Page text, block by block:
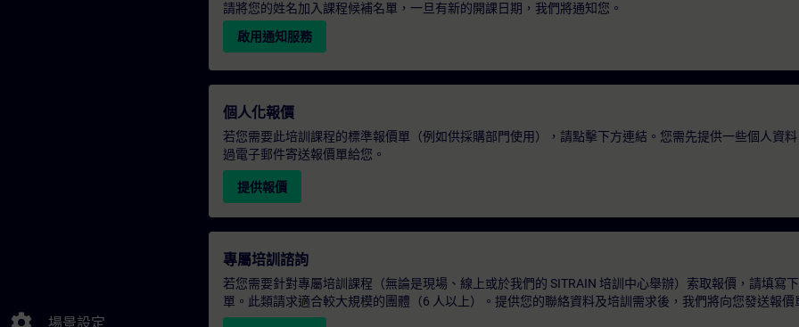
場景設定
請將您的姓名加入課程候補名單，一旦有新的開課日期，我們將通知您。
啟用通知服務
個人化報價
若您需要此培訓課程的標準報價單（例如供採購部門使用），請點擊下方連結。您需先提供一些個人資
過電子郵件寄送報價單給您。
提供報價
專屬培訓諮詢
若您需要針對專屬培訓課程（無論是現場、線上或於我們的 SITRAIN 培訓中心舉辦）索取報價，請填寫
單。此類請求適合較大規模的團體（6 人以上）。提供您的聯絡資料及培訓需求後，我們將向您發送報價